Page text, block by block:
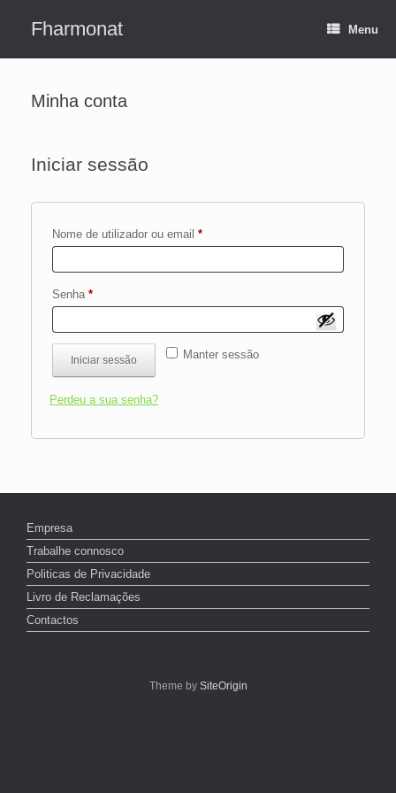
Fharmonat Menu
Minha conta
Iniciar sessão
Nome de utilizador ou email *Obrigatório
Senha *Obrigatório
Manter sessão
Iniciar sessão
Perdeu a sua senha?
Empresa
Trabalhe connosco
Politicas de Privacidade
Livro de Reclamações
Contactos
Theme by SiteOrigin